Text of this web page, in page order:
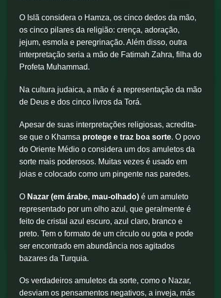
O Islã considera o Hamza, os cinco dedos da mão,
os cinco pilares da religião: crença, adoração,
jejum, esmola e peregrinação. Além disso, outra
interpretação seria a mão de Fatimah Zahra, filha do
Profeta Muhammad.
Na cultura judaica, a mão é a representação da mão
de Deus e dos cinco livros da Torá.
Apesar de suas interpretações religiosas, acredita-
se que o Khamsa protege e traz boa sorte. O povo
do Oriente Médio o considera um dos amuletos da
sorte mais poderosos. Muitas vezes é usado em
joias e colocado como um pingente nas paredes.
O Nazar (em árabe, mau-olhado) é um amuleto
representado por um olho azul, que geralmente é
feito de cristal azul escuro, azul claro, branco e
preto. Tem o formato de um círculo ou gota e pode
ser encontrado em abundância nos agitados
bazares da Turquia.
Os verdadeiros amuletos da sorte, como o Nazar,
desviam os pensamentos negativos, a inveja, más